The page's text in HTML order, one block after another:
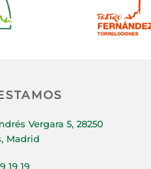
Vergara 5, 28250
Madrid
19 19